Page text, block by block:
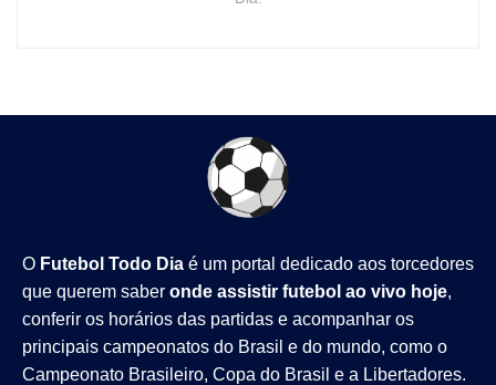
O Futebol Todo Dia é um portal dedicado aos torcedores
que querem saber onde assistir futebol ao vivo hoje,
conferir os horários das partidas e acompanhar os
principais campeonatos do Brasil e do mundo, como o
Campeonato Brasileiro, Copa do Brasil e a Libertadores.